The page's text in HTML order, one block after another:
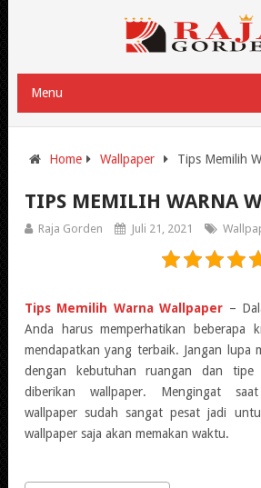
Menu
Home Wallpaper Tips Memilih
TIPS MEMILIH WARNA
Raja Gorden Juli 21, 2021
Tips Memilih Warna Wallpaper –
Anda harus memperhatikan beberapa
mendapatkan yang terbaik. Jangan lupa
dengan kebutuhan ruangan dan tipe
diberikan wallpaper. Mengingat
wallpaper sudah sangat pesat jadi
wallpaper saja akan memakan waktu.